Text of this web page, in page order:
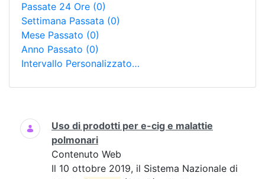
Passate 24 Ore (0)
Settimana Passata (0)
Mese Passato (0)
Anno Passato (0)
Intervallo Personalizzato…
Ricerca
Uso di prodotti per e-cig e malattie
polmonari
Contenuto Web
Il 10 ottobre 2019, il Sistema Nazionale di